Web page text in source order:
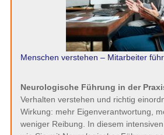
Menschen verstehen – Mitarbeiter
Neurologische Führung in der
Verhalten verstehen und richtig
Wirkung: mehr Eigenverantwortung,
weniger Reibung. In diesem